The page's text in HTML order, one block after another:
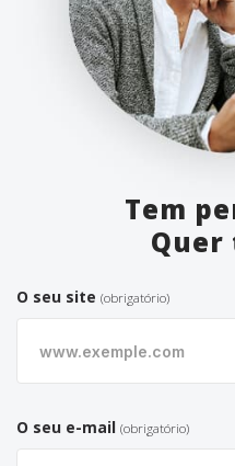
Tem
Quer
O seu site (obrigatório)
O seu e-mail (obrigatório)